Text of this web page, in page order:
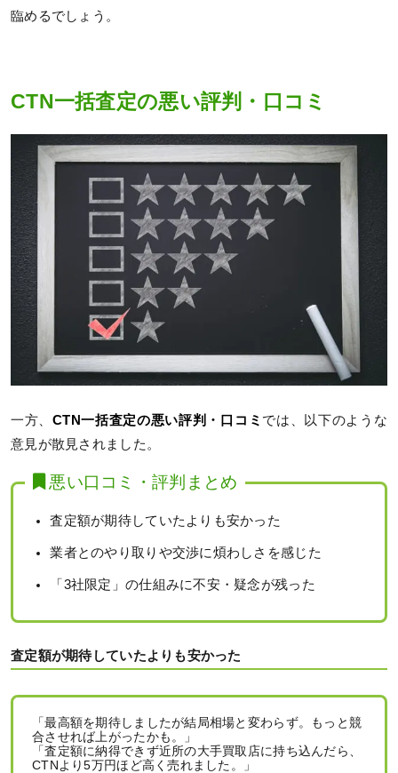
臨めるでしょう。
CTN一括査定の悪い評判・口コミ
一方、CTN一括査定の悪い評判・口コミ では、以下のような
意見が散見されました。
悪い口コミ・評判まとめ
査定額が期待していたよりも安かった
業者とのやり取りや交渉に煩わしさを感じた
「3社限定」の仕組みに不安・疑念が残った
査定額が期待していたよりも安かった
「最高額を期待しましたが結局相場と変わらず。もっと競
合させれば上がったかも。」
「査定額に納得できず近所の大手買取店に持ち込んだら、
CTNより5万円ほど高く売れました。」